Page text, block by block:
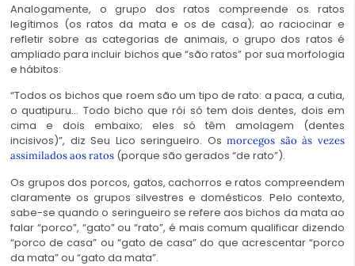
Analogamente, o grupo dos ratos compreende os ratos
legítimos (os ratos da mata e os de casa); ao raciocinar e
refletir sobre as categorias de animais, o grupo dos ratos é
ampliado para incluir bichos que “são ratos” por sua morfologia
e hábitos:
“Todos os bichos que roem são um tipo de rato: a paca, a cutia,
o quatipuru… Todo bicho que rói só tem dois dentes, dois em
cima e dois embaixo; eles só têm amolagem (dentes
incisivos)”, diz Seu Lico seringueiro. Osmorcegos são às vezes
assimilados aos ratos (porque são gerados “de rato”).
Os grupos dos porcos, gatos, cachorros e ratos compreendem
claramente os grupos silvestres e domésticos. Pelo contexto,
sabe-se quando o seringueiro se refere aos bichos da mata ao
falar “porco”, “gato” ou “rato”, é mais comum qualificar dizendo
“porco de casa” ou “gato de casa” do que acrescentar “porco
da mata” ou “gato da mata”.